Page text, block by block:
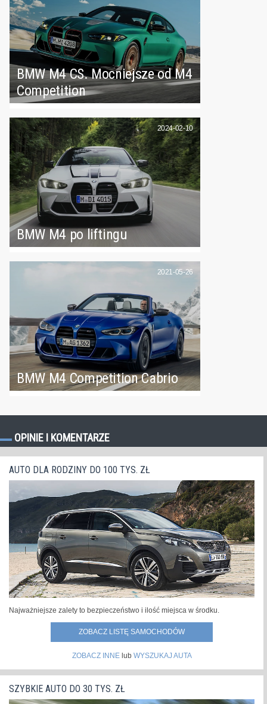
BMW M4 CS. Mocniejsze od M4
Competition
BMW M4 po liftingu
2024-02-10
BMW M4 Competition Cabrio
2021-05-26
OPINIE I KOMENTARZE
AUTO DLA RODZINY DO 100 TYS. ZŁ
Najważniejsze zalety to bezpieczeństwo i ilość miejsca w środku.
ZOBACZ LISTĘ SAMOCHODÓW
ZOBACZ INNElub WYSZUKAJ AUTA
SZYBKIE AUTO DO 30 TYS. ZŁ